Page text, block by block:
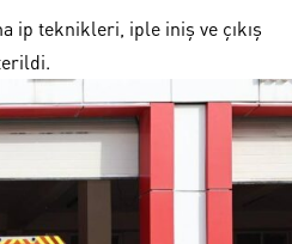
ip teknikleri, iple iniş ve çıkış